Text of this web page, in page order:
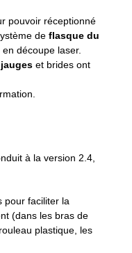
pouvoir réceptionné
de flasque du
découpe laser.
et brides ont
à la version 2.4,
pour faciliter la
(dans les bras de
plastique, les